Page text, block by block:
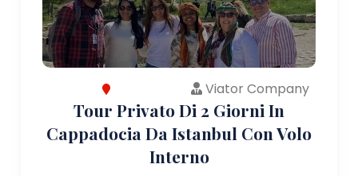
Viator Company
Tour Privato Di 2 Giorni In
Cappadocia Da Istanbul Con Volo
Interno